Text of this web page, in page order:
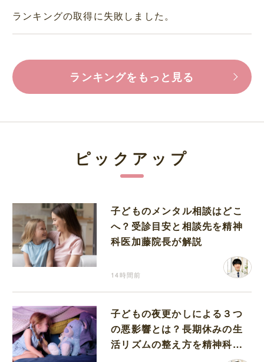
ランキングの取得に失敗しました。
ランキングをもっと見る
ピックアップ
子どものメンタル相談はどこ
へ？受診目安と相談先を精神
科医加藤院長が解説
14時間前
子どもの夜更かしによる３つ
の悪影響とは？長期休みの生
活リズムの整え方を精神科医